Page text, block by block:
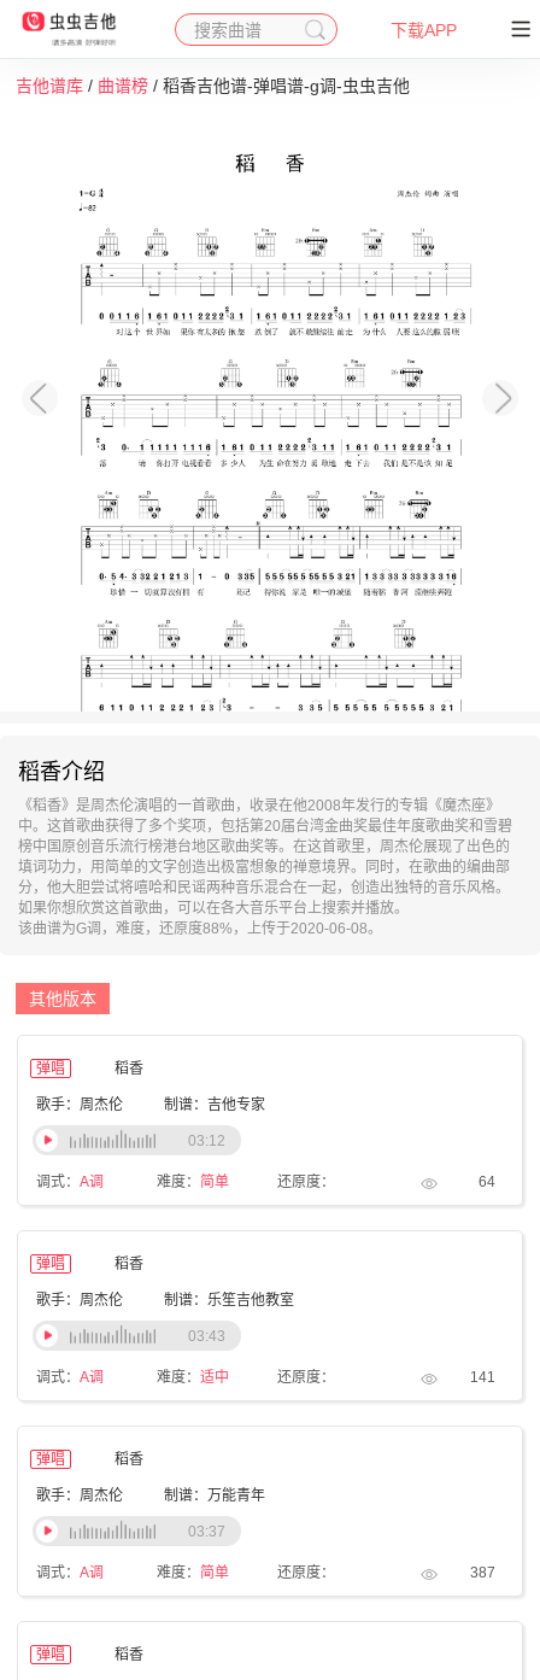
搜索曲谱 下载APP
吉他谱库 / 曲谱榜 / 稻香吉他谱-弹唱谱-g调-虫虫吉他
稻香介绍
《稻香》是周杰伦演唱的一首歌曲，收录在他2008年发行的专辑《魔杰座》
中。这首歌曲获得了多个奖项，包括第20届台湾金曲奖最佳年度歌曲奖和雪碧
榜中国原创音乐流行榜港台地区歌曲奖等。在这首歌里，周杰伦展现了出色的
填词功力，用简单的文字创造出极富想象的禅意境界。同时，在歌曲的编曲部
分，他大胆尝试将嘻哈和民谣两种音乐混合在一起，创造出独特的音乐风格。
如果你想欣赏这首歌曲，可以在各大音乐平台上搜索并播放。
该曲谱为G调，难度，还原度88%，上传于2020-06-08。
其他版本
弹唱 稻香
歌手：周杰伦 制谱：吉他专家
调式： A调 难度： 简单 还原度： 64
03:12
弹唱 稻香
歌手：周杰伦 制谱：乐笙吉他教室
调式： A调 难度： 适中 还原度： 141
03:43
弹唱 稻香
歌手：周杰伦 制谱：万能青年
调式： A调 难度： 简单 还原度： 387
03:37
弹唱 稻香